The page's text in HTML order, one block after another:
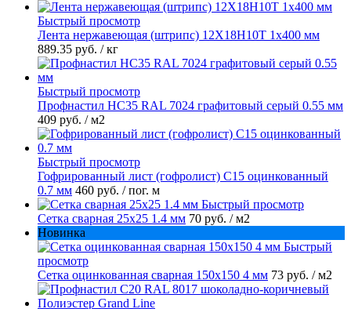
Быстрый просмотр
Лента нержавеющая (штрипс) 12Х18Н10Т 1х400 мм
889.35 руб. / кг
Быстрый просмотр
Профнастил НС35 RAL 7024 графитовый серый 0.55 мм
409 руб. / м2
Быстрый просмотр
Гофрированный лист (гофролист) С15 оцинкованный
0.7 мм 460 руб. / пог. м
Быстрый просмотр
Сетка сварная 25х25 1.4 мм 70 руб. / м2
Новинка
Быстрый
просмотр
Сетка оцинкованная сварная 150х150 4 мм 73 руб. / м2